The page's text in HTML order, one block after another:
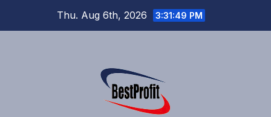
Thu. Aug 6th, 2026 3:31:50 PM